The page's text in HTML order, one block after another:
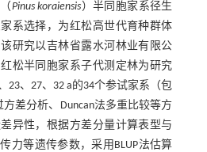
Pinus koraiensis）半同胞家系径生
系选择，为红松高世代育种群体
研究以吉林省露水河林业有限公
松半同胞家系子代测定林为研究
23、27、32 a的34个参试家系（包
差分析、Duncan法多重比较等方
异性，根据方差分量计算表型与
力等遗传参数，采用BLUP法估算